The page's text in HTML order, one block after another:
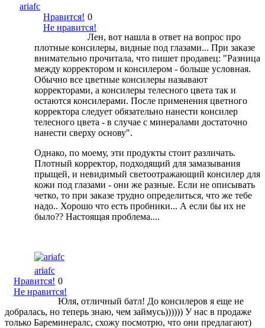
ariafc
Нравится!
Не нравится!
0
Лен, вот нашла в ответ на вопрос про
плотные консилеры, видные под глазами... При заказе
внимательно прочитала, что пишет продавец: "Разница
между корректором и консилером - больше условная.
Обычно все цветные консилеры называют
корректорами, а консилеры телесного цвета так и
остаются консилерами. После применения цветного
корректора следует обязательно нанести консилер
телесного цвета - в случае с минералами достаточно
нанести сверху основу".
Однако, по моему, эти продукты стоит различать.
Плотный корректор, подходящий для замазывания
прыщей, и невидимый светоотражающий консилер для
кожи под глазами - они же разные. Если не описывать
четко, то при заказе трудно определиться, что же тебе
надо.. Хорошо что есть пробники... А если бы их не
было?? Настоящая проблема....
ariafc
Нравится!
Не нравится!
0
Юля, отличный батл! До консилеров я еще не
добралась, но теперь знаю, чем займусь)))))) У нас в продаже
только Бареминералс, схожу посмотрю, что они предлагают)